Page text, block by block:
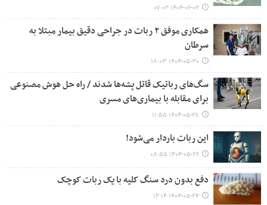
۱۴۰۴-۰۶-۰۲ ۰۷:۰۲
همکاری موفق ۲ ربات در جراحی دقیق بیمار مبتلا به
سرطان
۱۴۰۴-۰۵-۳۰ ۱۸:۰۳
سگ‌های رباتیک قاتل پشه‌ها شدند / راه حل هوش مصنوعی
برای مقابله با بیماری‌های مسری
۱۴۰۴-۰۵-۲۸ ۱۱:۵۵
این ربات باردار می‌شود!
۱۴۰۴-۰۵-۲۶ ۰۸:۵۵
دفع بدون درد سنگ‌ کلیه با یک ربات کوچک
۱۴۰۴-۰۵-۲۴ ۱۲:۱۴